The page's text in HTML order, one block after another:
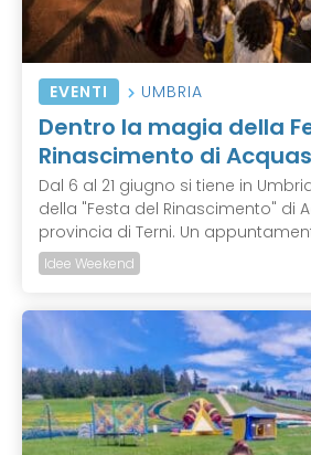
EVENTI UMBRIA
Dentro la magia della
Rinascimento di
Dal 6 al 21 giugno si tiene in
della "Festa del Rinascimento" di
provincia di Terni. Un
Idee Weekend